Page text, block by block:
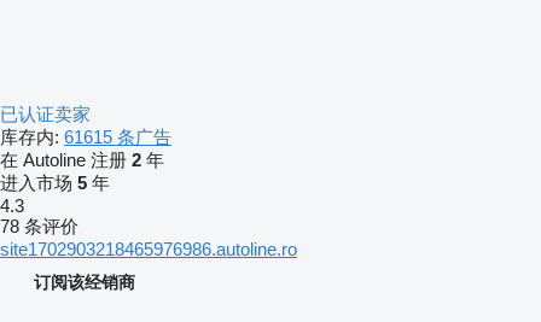
已认证卖家
库存内: 61615 条广告
在 Autoline 注册 2 年
进入市场 5 年
4.3
78 条评价
site1702903218465976986.autoline.ro
订阅该经销商